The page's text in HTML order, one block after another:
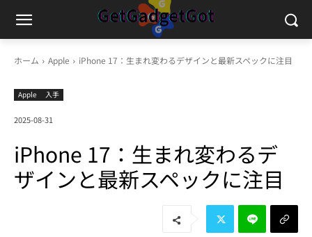
ホーム Apple iPhone 17：生まれ変わるデザインと最新スペックに注目
Apple 入手
2025-08-31
iPhone 17：生まれ変わるデ
ザインと最新スペックに注目